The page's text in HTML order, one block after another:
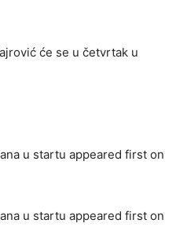
će se u četvrtak u
u startu appeared first on
u startu appeared first on